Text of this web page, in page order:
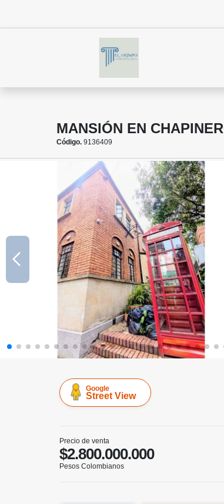
MANSIÓN EN
Código. 9136409
Google
Street View
Precio de venta
$2.800.000.000
Pesos Colombianos